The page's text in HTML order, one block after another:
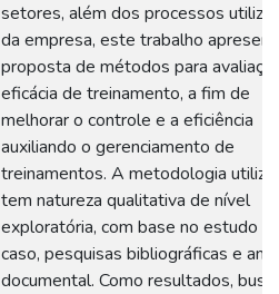
setores, além dos processos
da empresa, este trabalho
proposta de métodos para
eficácia de treinamento, a fim de
melhorar o controle e a eficiência
auxiliando o gerenciamento de
treinamentos. A metodologia
tem natureza qualitativa de nível
exploratória, com base no estudo
caso, pesquisas bibliográficas e
documental. Como resultados,